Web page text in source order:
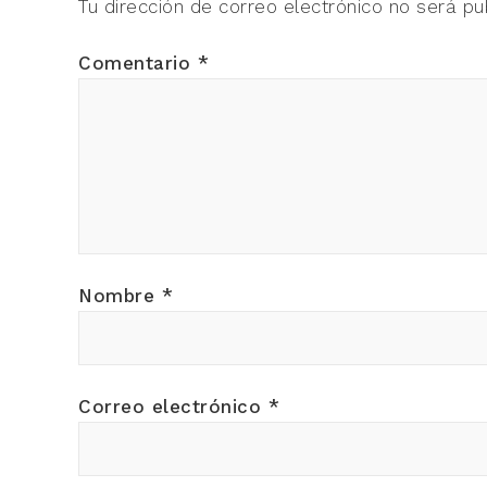
Tu dirección de correo electrónico no será
Comentario *
Nombre *
Correo electrónico *